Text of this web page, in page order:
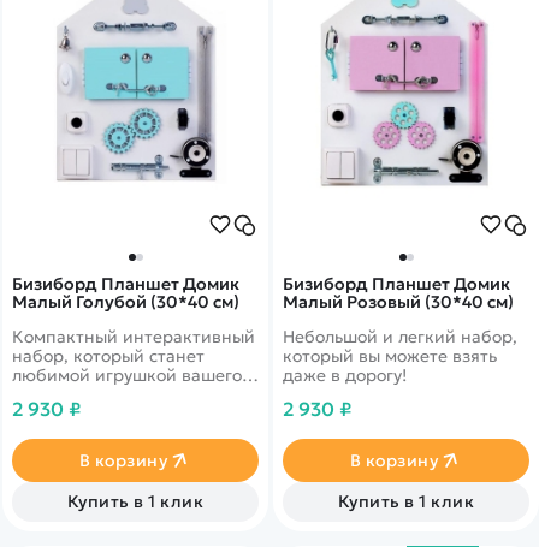
Бизиборд Планшет Домик
Малый Голубой (30*40 см)
Компактный интерактивный
набор, который станет
любимой игрушкой вашего
2 930 ₽
В корзину
Купить в 1 клик
Бизиборд Планшет Домик
Малый Розовый (30*40 см)
Небольшой и легкий набор,
который вы можете взять
даже в дорогу!
2 930 ₽
В корзину
Купить в 1 клик